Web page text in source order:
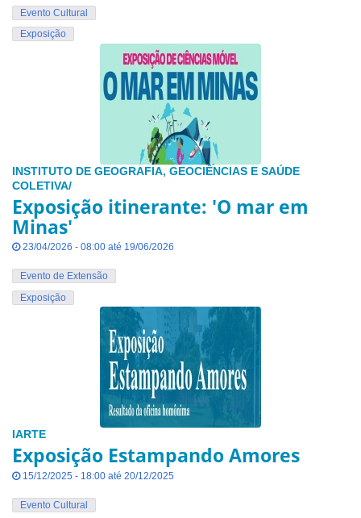
Evento Cultural
Exposição
INSTITUTO DE GEOGRAFIA, GEOCIÊNCIAS E SAÚDE
COLETIVA/
Exposição itinerante: 'O mar em
Minas'
23/04/2026 - 08:00 até 19/06/2026
Evento de Extensão
Exposição
IARTE
Exposição Estampando Amores
15/12/2025 - 18:00 até 20/12/2025
Evento Cultural